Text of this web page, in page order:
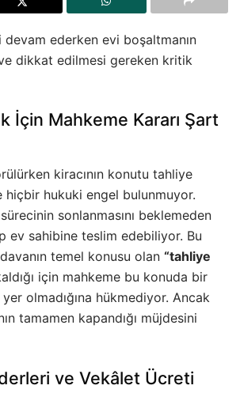
ederken evi boşaltmanın
dikkat edilmesi gereken kritik
İçin Mahkeme Kararı Şart
kiracının konutu tahliye
hiçbir hukuki engel bulunmuyor.
sonlanmasını beklemeden
ev sahibine teslim edebiliyor. Bu
davanın temel konusu olan “tahliye
için mahkeme bu konuda bir
olmadığına hükmediyor. Ancak
tamamen kapandığı müjdesini
ve Vekâlet Ücreti